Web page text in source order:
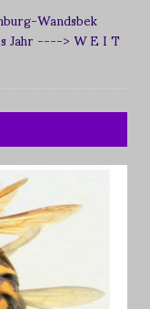
Wandsbek
Jahr----> W E I T